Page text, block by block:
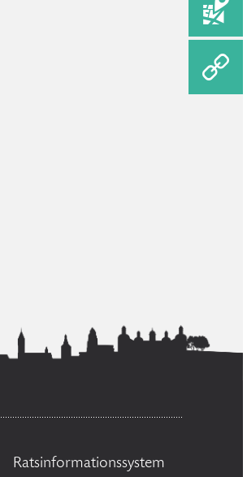
Ratsinformationssystem